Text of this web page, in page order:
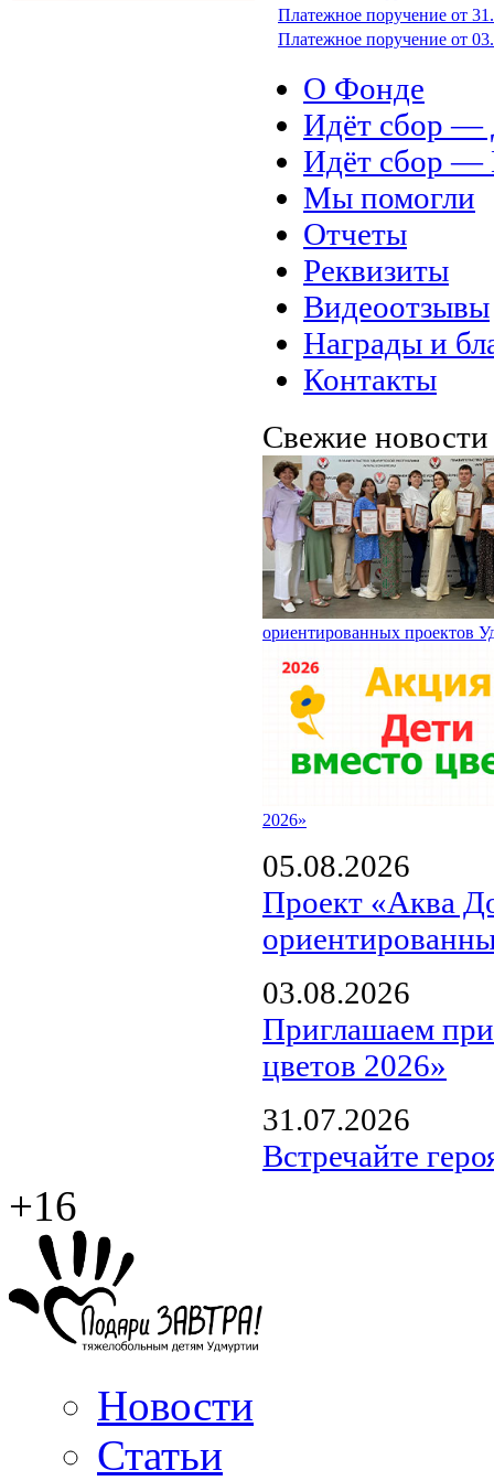
Платежное поручение от
Платежное поручение от
О Фонде
Идёт сбор
Идёт сбор
Мы помогли
Отчеты
Реквизиты
Видеоотзывы
Награды и
Контакты
Свежие
ориентированных проектов
2026»
05.08.2026
Проект «Аква
03.08.2026
Приглашаем
цветов 2026»
31.07.2026
Встречайте
+16
Новости
Статьи